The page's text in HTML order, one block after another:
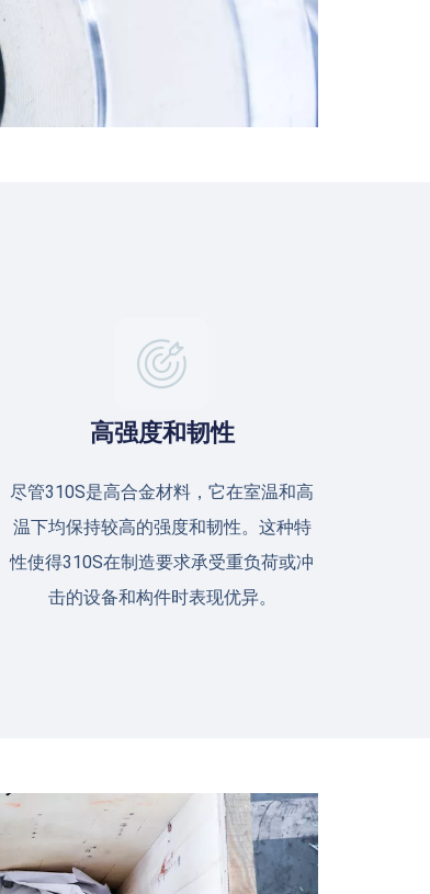
高强度和韧性
尽管310S是高合金材料，它在室温和高
温下均保持较高的强度和韧性。这种特
性使得310S在制造要求承受重负荷或冲
击的设备和构件时表现优异。